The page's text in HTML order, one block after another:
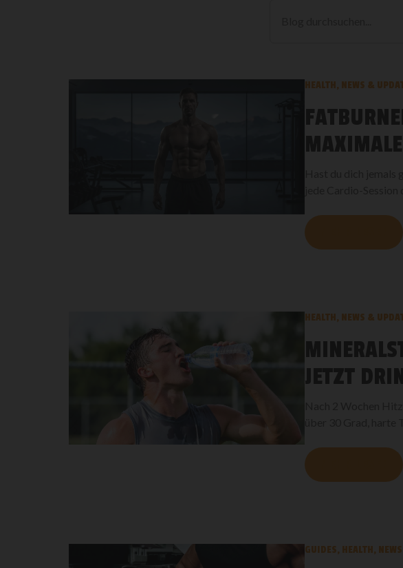
HEALTH, NEWS &
HEALTH, NEWS &
JETZT
GUIDES, HEALTH,